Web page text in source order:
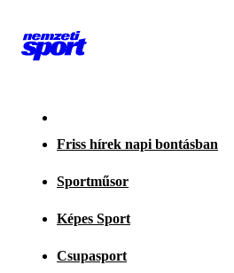
Friss hírek napi bontásban
Sportműsor
Képes Sport
Csupasport